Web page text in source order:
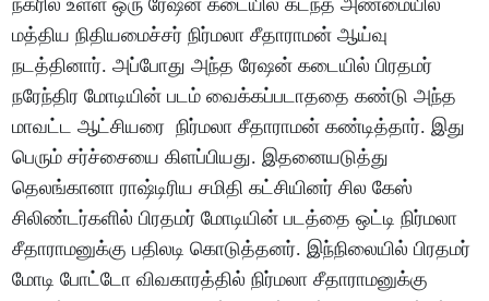
மத்திய நிதியமைச்சர் நிர்மலா சீதாராமன் ஆய்வு
நடத்தினார். அப்போது அந்த ரேஷன் கடையில் பிரதமர்
நரேந்திர மோடியின் படம் வைக்கப்படாததை கண்டு அந்த
மாவட்ட ஆட்சியரை நிர்மலா சீதாராமன் கண்டித்தார். இது
பெரும் சர்ச்சையை கிளப்பியது. இதனையடுத்து
தெலங்கானா ராஷ்டிரிய சமிதி கட்சியினர் சில கேஸ்
சிலிண்டர்களில் பிரதமர் மோடியின் படத்தை ஒட்டி நிர்மலா
சீதாராமனுக்கு பதிலடி கொடுத்தனர். இந்நிலையில் பிரதமர்
மோடி போட்டோ விவகாரத்தில் நிர்மலா சீதாராமனுக்கு